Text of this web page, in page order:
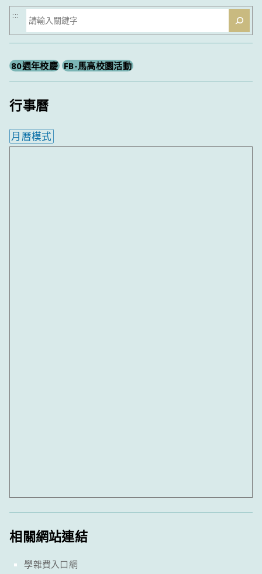
搜
尋
:::
80週年校慶 FB-馬高校園活動
行事曆
月曆模式
相關網站連結
學雜費入口網